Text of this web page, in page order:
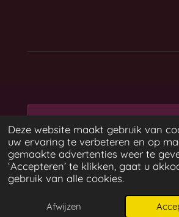
Deze website maakt gebruik van
uw ervaring te verbeteren en op
gemaakte advertenties weer te
‘Accepteren’ te klikken, gaat u
gebruik van alle cookies.
Afwijzen
Maak jouw eigen
met
Webador